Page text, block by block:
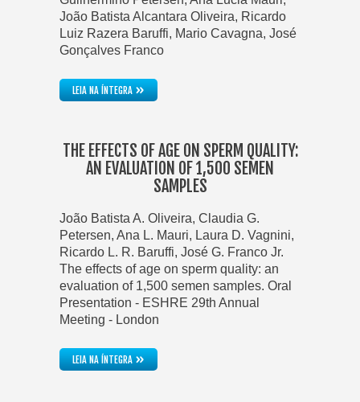
João Batista Alcantara Oliveira, Ricardo
Luiz Razera Baruffi, Mario Cavagna, José
Gonçalves Franco
LEIA NA ÍNTEGRA»
THE EFFECTS OF AGE ON SPERM QUALITY:
AN EVALUATION OF 1,500 SEMEN
SAMPLES
João Batista A. Oliveira, Claudia G.
Petersen, Ana L. Mauri, Laura D. Vagnini,
Ricardo L. R. Baruffi, José G. Franco Jr.
The effects of age on sperm quality: an
evaluation of 1,500 semen samples. Oral
Presentation - ESHRE 29th Annual
Meeting - London
LEIA NA ÍNTEGRA»